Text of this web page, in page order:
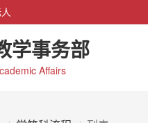
学事务部
Affairs